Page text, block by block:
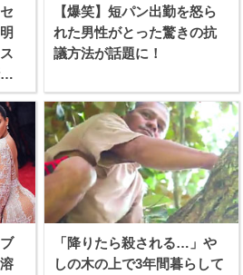
【爆笑】短パン出勤を怒ら
れた男性がとった驚きの抗
議方法が話題に！
「降りたら殺される…」や
しの木の上で3年間暮らして